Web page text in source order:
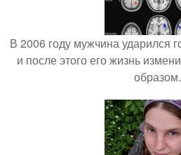
В 2006 году мужчина ударился
и после этого его жизнь
образом.